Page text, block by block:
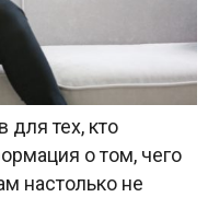
тех, кто
о том, чего
настолько не